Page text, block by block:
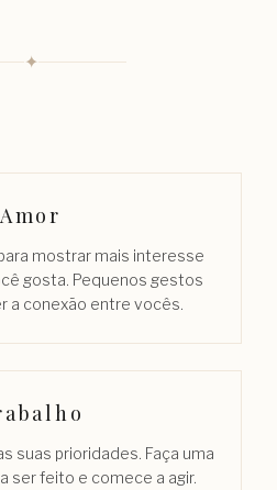
✦
Amor
mostrar mais interesse
gosta. Pequenos gestos
a conexão entre vocês.
suas prioridades. Faça uma
ser feito e comece a agir.